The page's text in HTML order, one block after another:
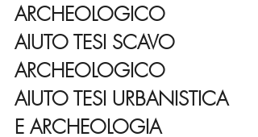
ARCHEOLOGICO
AIUTO TESI SCAVO
ARCHEOLOGICO
AIUTO TESI URBANISTICA
E ARCHEOLOGIA